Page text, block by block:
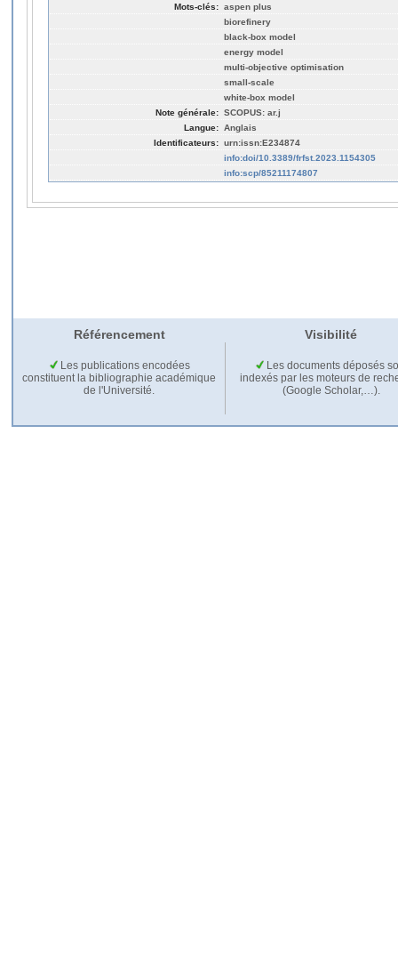
Mots-clés: aspen plus
biorefinery
black-box model
energy model
multi-objective optimisation
small-scale
white-box model
Note générale: SCOPUS: ar.j
Langue: Anglais
Identificateurs: urn:issn:E234874
info:doi/10.3389/frfst.2023.1154305
info:scp/85211174807
Référencement Visibilité
Les publications encodées
constituent la bibliographie académique
de l'Université.
Les documents déposés
indexés par les moteurs de
(Google Scholar,…).